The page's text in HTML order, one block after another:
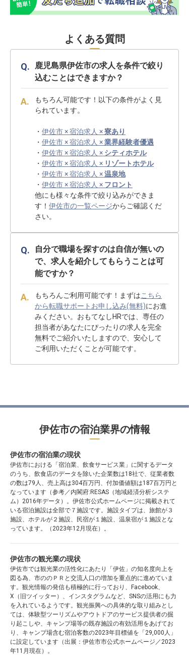
よくある質問
鹿児島県伊佐市の求人を条件で絞り
込むことはできますか？
もちろん可能です！以下の条件がよく見
られています。
・ 伊佐市 × 宿泊求人 ×寮あり
・ 伊佐市 × 宿泊求人 ×業界経験者優遇
・ 伊佐市 × 宿泊求人 × シティホテル
・ 伊佐市 × 宿泊求人 × リゾートホテル
・ 伊佐市 × 宿泊求人 ×温泉地
・ 伊佐市 × 宿泊求人 × フロント
他にも様々な条件で絞り込みができま
す！ 伊佐市の一覧ページからご確認くだ
さい。
自分で職場を探すのは自信が無いの
で、求人を紹介してもらうことは可
能ですか？
もちろんご利用可能です！まずはこちら
から転職サポートお申し込み(無料)にお進
みください。おもてなしHRでは、専任の
担当者があなたにぴったりの求人を完全
無料でご紹介いたしますので、安心して
ご利用いただくことが可能です。
伊佐市の宿泊業界の情報
伊佐市の宿泊業の現状
伊佐市における「宿泊業、飲食サービス業」に関するデータ
のうち、飲食店のデータを除いた企業数は18社で、従業者数
の数は79人、売上高は304百万円、付加価値額は187百万円と
なっています（参考／内閣府:RESAS（地域経済分析システ
ム）2016年データ）。伊佐市公式ホームページに掲載されて
いる宿泊施設は全部で７施設です。施設タイプは、旅館が３
施設、ホテルが２施設、民宿が１施設、温泉宿が１施設とな
っています。（2023年12月現在）。
伊佐市の観光業の現状
伊佐市では観光業の活性化にあたり「伊佐」の知名度向上を
図る為、市ののＰＲと交流人口の増加を重点的に進めていま
す。観光情報の発信も積極的に行っており、Facebook、
X（旧ツイッター）、インスタグラムなど、SNSの活用にも力
を入れているようです。観光振興への具体的な取り組みとし
ては、体験型ツーリズムやアウトドアのサービス提供者の掘
り起こしや、キャンプ場等の既存施設の有効活用をあげてお
り、キャンプ場含む宿泊客数の2023年目標値を「29,000人」
に設定しています（出展：伊佐市市公式ホームページ／2023
年11月現在）。